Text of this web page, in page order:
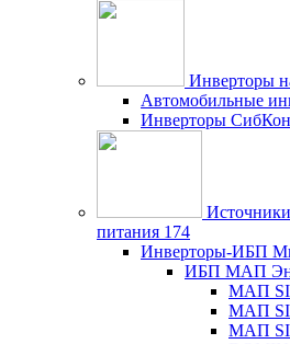
Инверторы
Автомобильные
Инверторы
питания 174
Инверторы-ИБП
ИБП МАП
МАП
МАП
МАП